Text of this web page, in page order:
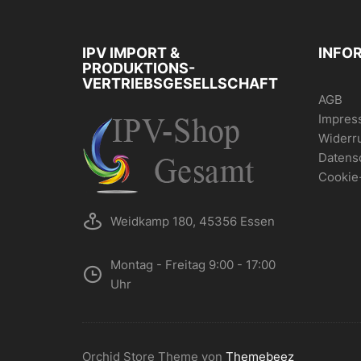
werden
IPV IMPORT &
PRODUKTIONS-
VERTRIEBSGESELLSCHAFT
Weidkamp 180, 45356 Essen
Montag - Freitag 9:00 - 17:00
Uhr
AGB
Orchid Store Theme von Themebeez